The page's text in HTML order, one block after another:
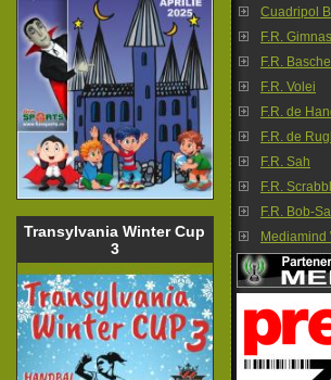
Transylvania Winter Cup
3
Cuadripol
F.R.
F.R.
F.R. Volei
F.R. de
F.R. de
F.R. Sah
F.R.
F.R. Bob-
Mediamind